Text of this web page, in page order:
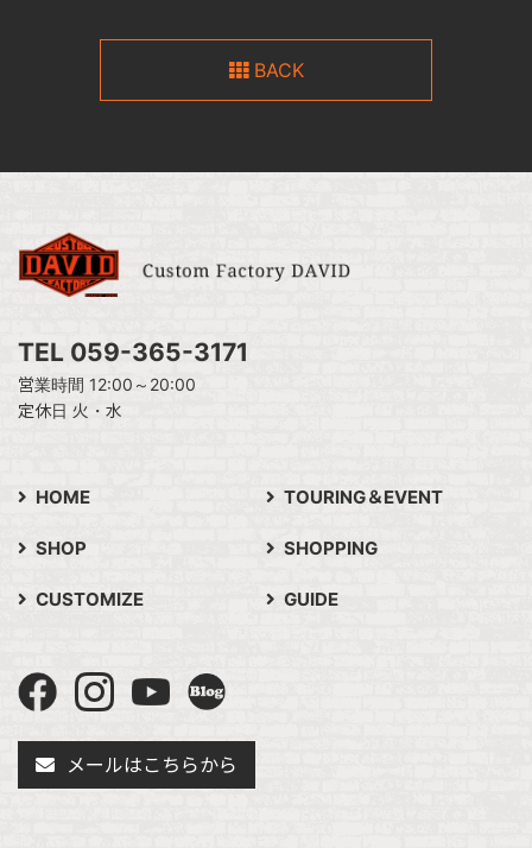
BACK
TEL 059-365-3171
営業時間 12:00～20:00
定休日 火・水
HOME TOURING＆EVENT
SHOP SHOPPING
CUSTOMIZE GUIDE
メールはこちらから